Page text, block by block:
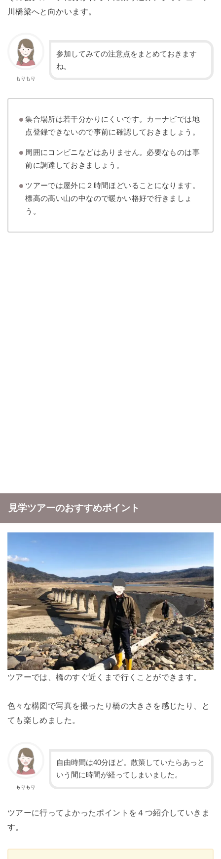
川橋梁へと向かいます。
もりもり
参加してみての注意点をまとめておきます
ね。
集合場所は若干分かりにくいです。カーナビでは地
点登録できないので事前に確認しておきましょう。
周囲にコンビニなどはありません。必要なものは事
前に調達しておきましょう。
ツアーでは屋外に２時間ほどいることになります。
標高の高い山の中なので暖かい格好で行きましょ
う。
見学ツアーのおすすめポイント
ツアーでは、橋のすぐ近くまで行くことができます。
色々な構図で写真を撮ったり橋の大きさを感じたり、と
ても楽しめました。
もりもり
自由時間は40分ほど。散策していたらあっと
いう間に時間が経ってしまいました。
ツアーに行ってよかったポイントを４つ紹介していきま
す。